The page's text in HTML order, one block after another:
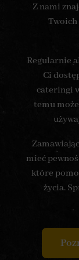
Z nami
Regularnie
Ci
cateringi
temu
mieć
które
życia.